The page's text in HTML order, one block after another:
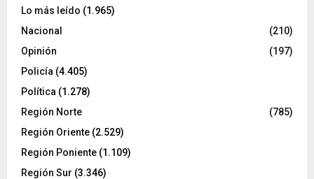
Lo más leído (1.965)
Nacional
(210)
Opinión
(197)
Policía (4.405)
Política (1.278)
Región Norte
(785)
Región Oriente (2.529)
Región Poniente (1.109)
Región Sur (3.346)